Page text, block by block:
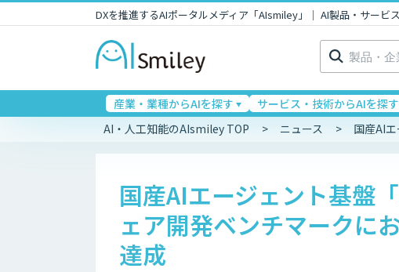
DXを推進するAIポータルメディア「AIsmiley」｜ AI製品・サービ
検
索:
産業・業種からAIを探す サービス・技術からAIを探す
AI・人工知能のAIsmiley TOP ニュース 国産AI
国産AIエージェント基盤
ェア開発ベンチマークに
達成